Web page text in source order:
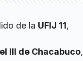
de la UFIJ 11,
III de Chacabuco,